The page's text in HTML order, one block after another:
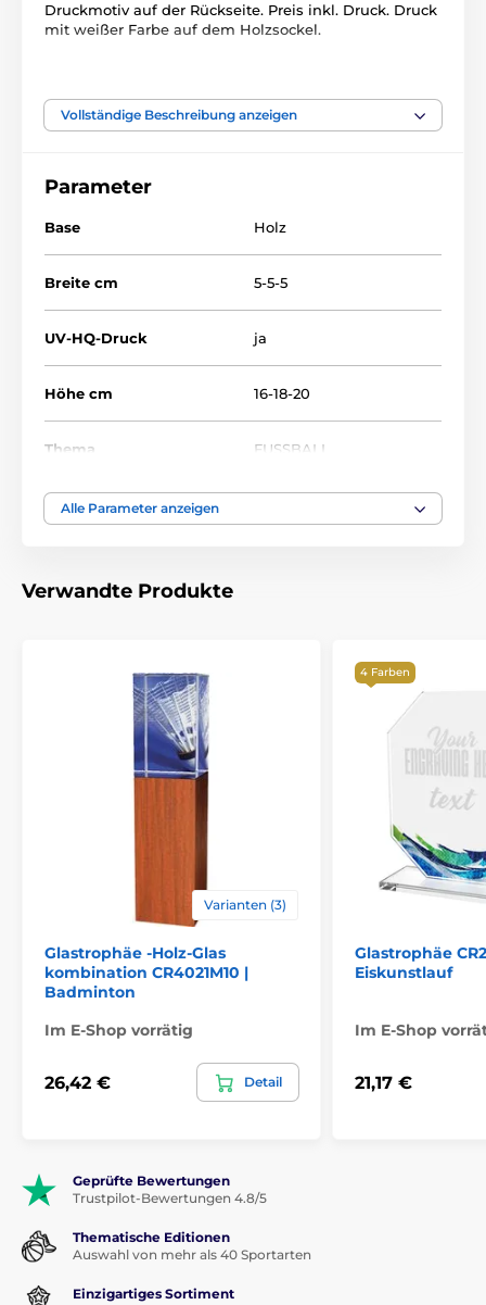
Druckmotiv auf der Rückseite. Preis inkl. Druck. Druck
mit weißer Farbe auf dem Holzsockel.
Fußball Glastrophäen mit Druck
Vollständige Beschreibung anzeigen
Parameter
Base Holz
Breite cm 5-5-5
UV-HQ-Druck ja
Höhe cm 16-18-20
Thema FUSSBALL
Auszeichnungstyp
Alle Parameter anzeigen
Verwandte Produkte
Varianten (3)
Glastrophäe -Holz-Glas
kombination CR4021M10 |
Badminton
Im E-Shop vorrätig
26,42 € Detail
4 Farben
Glastrophäe
Eiskunstlauf
Im E-Shop
21,17 €
Geprüfte Bewertungen
Trustpilot-Bewertungen 4.8/5
Thematische Editionen
Auswahl von mehr als 40 Sportarten
Einzigartiges Sortiment